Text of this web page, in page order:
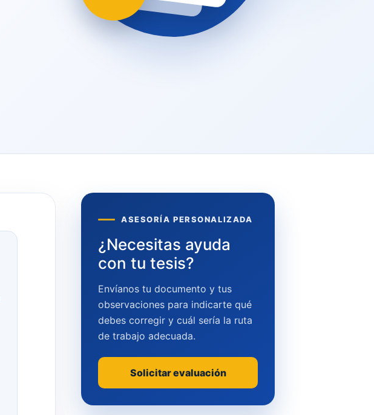
ASESORÍA PERSONALIZADA
¿Necesitas ayuda
con tu tesis?
Envíanos tu documento y tus
observaciones para indicarte qué
debes corregir y cuál sería la ruta
de trabajo adecuada.
Solicitar evaluación